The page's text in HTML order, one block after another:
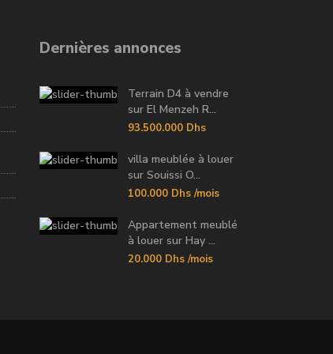
Dernières annonces
Terrain D4 à vendre
sur El Menzeh R...
93.500.000 Dhs
villa meublée à louer
sur Souissi O...
100.000 Dhs /mois
Appartement meublé
à louer sur Hay ...
20.000 Dhs /mois